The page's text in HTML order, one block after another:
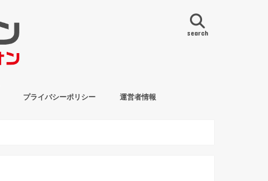
search
プライバシーポリシー 運営者情報